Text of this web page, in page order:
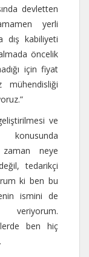
devletten
yerli
dış kabiliyeti
öncelik
için fiyat
mühendisliği
ve
konusunda
neye
tedarikçi
ki ben bu
ismini de
veriyorum.
ben hiç